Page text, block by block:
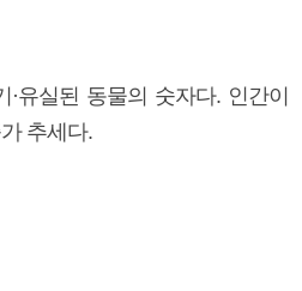
·유실된 동물의 숫자다. 인간이
추세다.